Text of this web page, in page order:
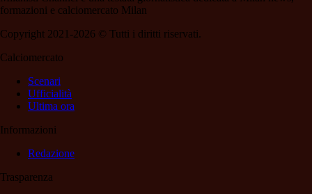
formazioni e calciomercato Milan
Copyright 2021-2026 © Tutti i diritti riservati.
Calciomercato
Scenari
Ufficialità
Ultima ora
Informazioni
Redazione
Trasparenza